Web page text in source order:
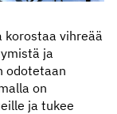
korostaa vihreää
ja
odotetaan
on
ja tukee